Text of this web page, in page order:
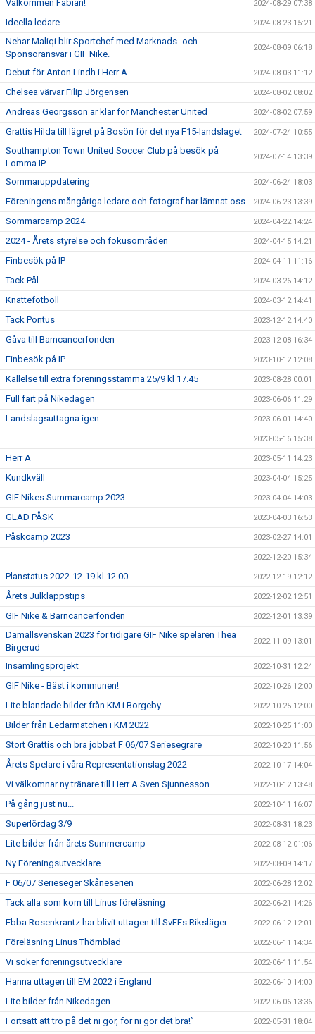
Välkommen Fabian! 2024-08-29 07:38
Ideella ledare 2024-08-23 15:21
Nehar Maliqi blir Sportchef med Marknads- och
Sponsoransvar i GIF Nike.
2024-08-09 06:18
Debut för Anton Lindh i Herr A 2024-08-03 11:12
Chelsea värvar Filip Jörgensen 2024-08-02 08:02
Andreas Georgsson är klar för Manchester United 2024-08-02 07:59
Grattis Hilda till lägret på Bosön för det nya F15-landslaget 2024-07-24 10:55
Southampton Town United Soccer Club på besök på
Lomma IP
2024-07-14 13:39
Sommaruppdatering 2024-06-24 18:03
Föreningens mångåriga ledare och fotograf har lämnat oss 2024-06-23 13:39
Sommarcamp 2024 2024-04-22 14:24
2024 - Årets styrelse och fokusområden 2024-04-15 14:21
Finbesök på IP 2024-04-11 11:16
Tack Pål 2024-03-26 14:12
Knattefotboll 2024-03-12 14:41
Tack Pontus 2023-12-12 14:40
Gåva till Barncancerfonden 2023-12-08 16:34
Finbesök på IP 2023-10-12 12:08
Kallelse till extra föreningsstämma 25/9 kl 17.45 2023-08-28 00:01
Full fart på Nikedagen 2023-06-06 11:29
Landslagsuttagna igen. 2023-06-01 14:40
2023-05-16 15:38
Herr A 2023-05-11 14:23
Kundkväll 2023-04-04 15:25
GIF Nikes Summarcamp 2023 2023-04-04 14:03
GLAD PÅSK 2023-04-03 16:53
Påskcamp 2023 2023-02-27 14:01
2022-12-20 15:34
Planstatus 2022-12-19 kl 12.00 2022-12-19 12:12
Årets Julklappstips 2022-12-02 12:51
GIF Nike & Barncancerfonden 2022-12-01 13:39
Damallsvenskan 2023 för tidigare GIF Nike spelaren Thea
Birgerud
2022-11-09 13:01
Insamlingsprojekt 2022-10-31 12:24
GIF Nike - Bäst i kommunen! 2022-10-26 12:00
Lite blandade bilder från KM i Borgeby 2022-10-25 12:00
Bilder från Ledarmatchen i KM 2022 2022-10-25 11:00
Stort Grattis och bra jobbat F 06/07 Seriesegrare 2022-10-20 11:56
Årets Spelare i våra Representationslag 2022 2022-10-17 14:04
Vi välkomnar ny tränare till Herr A Sven Sjunnesson 2022-10-12 13:48
På gång just nu... 2022-10-11 16:07
Superlördag 3/9 2022-08-31 18:23
Lite bilder från årets Summercamp 2022-08-12 01:06
Ny Föreningsutvecklare 2022-08-09 14:17
F 06/07 Serieseger Skåneserien 2022-06-28 12:02
Tack alla som kom till Linus föreläsning 2022-06-21 14:26
Ebba Rosenkrantz har blivit uttagen till SvFFs Riksläger 2022-06-12 12:01
Föreläsning Linus Thörnblad 2022-06-11 14:34
Vi söker föreningsutvecklare 2022-06-11 11:54
Hanna uttagen till EM 2022 i England 2022-06-10 14:00
Lite bilder från Nikedagen 2022-06-06 13:36
Fortsätt att tro på det ni gör, för ni gör det bra!” 2022-05-31 18:04